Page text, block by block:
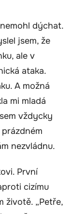
dýchat.
jsem, že
ale v
ataka.
A možná
mi mladá
vždycky
nezvládnu.
První
cizímu
životě. „Petře,